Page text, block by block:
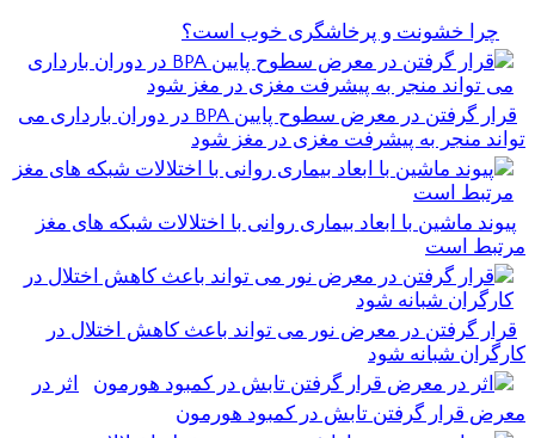
چرا خشونت و پرخاشگری خوب است؟
قرار گرفتن در معرض سطوح پایین BPA در دوران بارداری می
تواند منجر به پیشرفت مغزی در مغز شود
پیوند ماشین با ابعاد بیماری روانی با اختلالات شبکه های مغز
مرتبط است
قرار گرفتن در معرض نور می تواند باعث کاهش اختلال در
کارگران شبانه شود
اثر در
معرض قرار گرفتن تابش در کمبود هورمون